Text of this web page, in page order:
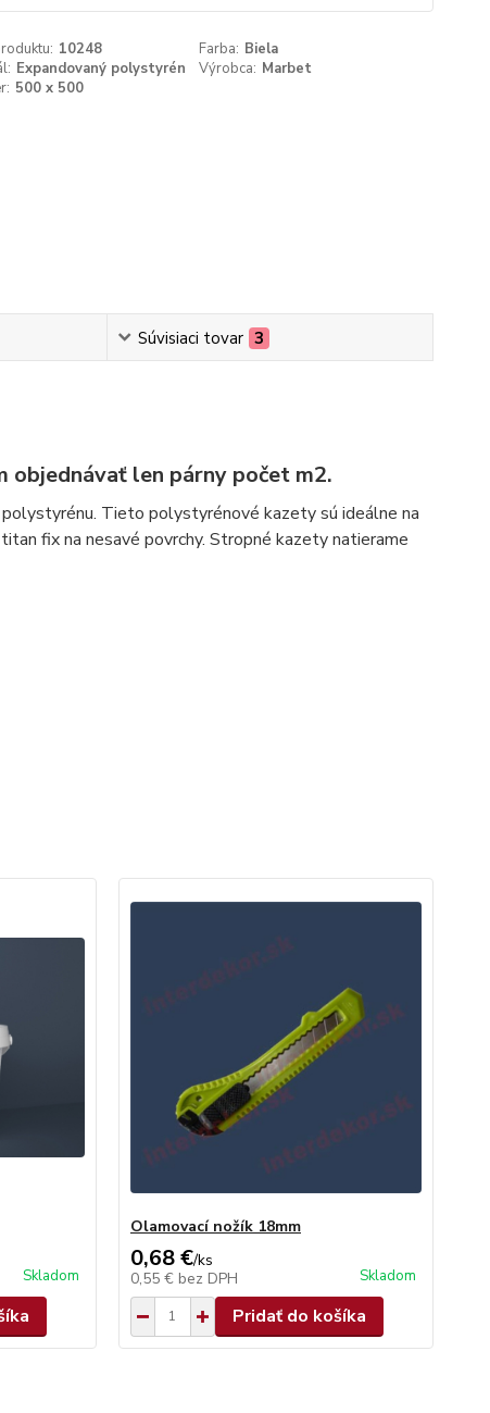
10248 Farba: Biela
Expandovaný polystyrén Výrobca: Marbet
500 x 500
Súvisiaci tovar 3
objednávať len párny počet m2.
Tieto polystyrénové kazety sú ideálne na
fix na nesavé povrchy. Stropné kazety natierame
Skladom
Olamovací nožík 18mm
0,68 €/ks
0,55 € bez DPH Skladom
Pridať do košíka